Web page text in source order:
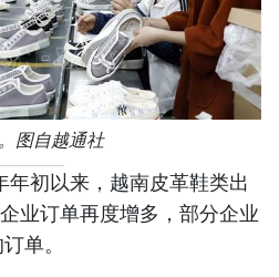
图自越通社
初以来，越南皮革鞋类出
业订单再度增多，部分企业
单。